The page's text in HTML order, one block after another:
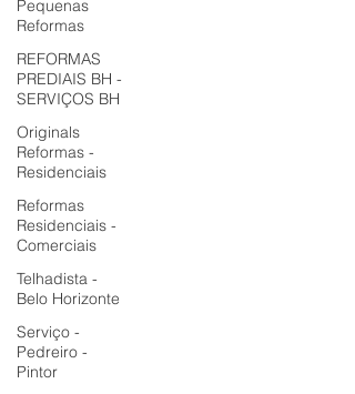
Pequenas
Reformas
REFORMAS
PREDIAIS BH -
SERVIÇOS BH
Originals
Reformas -
Residenciais
Reformas
Residenciais -
Comerciais
Telhadista -
Belo Horizonte
Serviço -
Pedreiro -
Pintor